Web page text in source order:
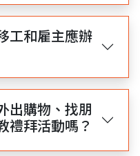
工和雇主應辦
出購物、找朋
禮拜活動嗎？